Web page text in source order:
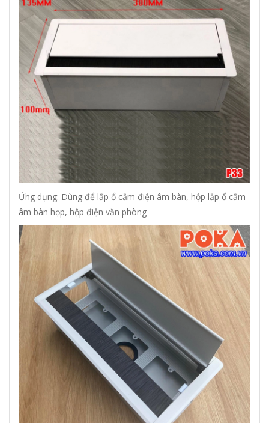
Ứng dụng: Dùng để lắp ổ cắm điện âm bàn, hộp lắp ổ cắm
âm bàn họp, hộp điện văn phòng